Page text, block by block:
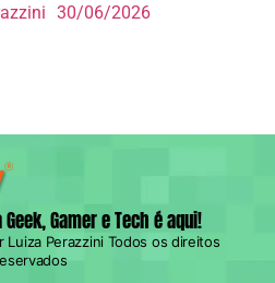
30/06/2026
Gamer e Tech é aqui!
Perazzini Todos os direitos